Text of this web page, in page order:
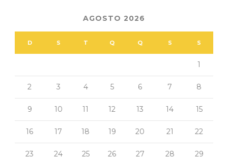
AGOSTO 2026
D S T Q Q S S
1
2 3 4 5 6 7 8
9 10 11 12 13 14 15
16 17 18 19 20 21 22
23 24 25 26 27 28 29